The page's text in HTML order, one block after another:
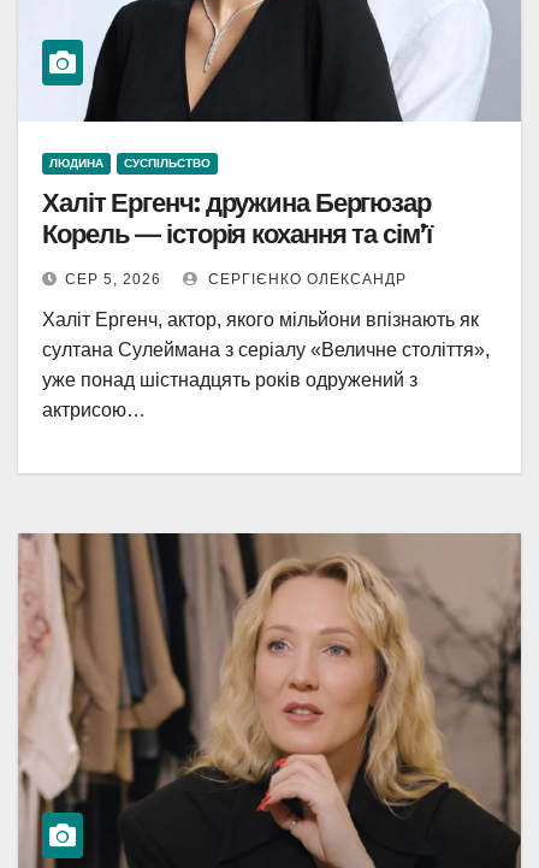
ЛЮДИНА СУСПІЛЬСТВО
Халіт Ергенч: дружина Бергюзар
Корель — історія кохання та сім’ї
СЕР 5, 2026 СЕРГІЄНКО ОЛЕКСАНДР
Халіт Ергенч, актор, якого мільйони впізнають як
султана Сулеймана з серіалу «Величне століття»,
уже понад шістнадцять років одружений з
актрисою…